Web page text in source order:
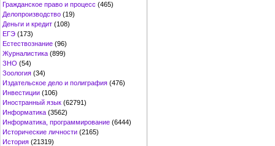
Гражданское право и процесс (465)
Делопроизводство (19)
Деньги и кредит (108)
ЕГЭ (173)
Естествознание (96)
Журналистика (899)
ЗНО (54)
Зоология (34)
Издательское дело и полиграфия (476)
Инвестиции (106)
Иностранный язык (62791)
Информатика (3562)
Информатика, программирование (6444)
Исторические личности (2165)
История (21319)